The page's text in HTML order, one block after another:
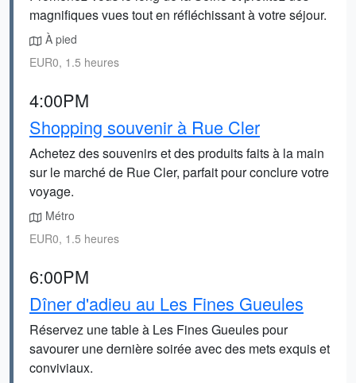
magnifiques vues tout en réfléchissant à votre séjour.
À pied
EUR0, 1.5 heures
4:00PM
Shopping souvenir à Rue Cler
Achetez des souvenirs et des produits faits à la main
sur le marché de Rue Cler, parfait pour conclure votre
voyage.
Métro
EUR0, 1.5 heures
6:00PM
Dîner d'adieu au Les Fines Gueules
Réservez une table à Les Fines Gueules pour
savourer une dernière soirée avec des mets exquis et
conviviaux.